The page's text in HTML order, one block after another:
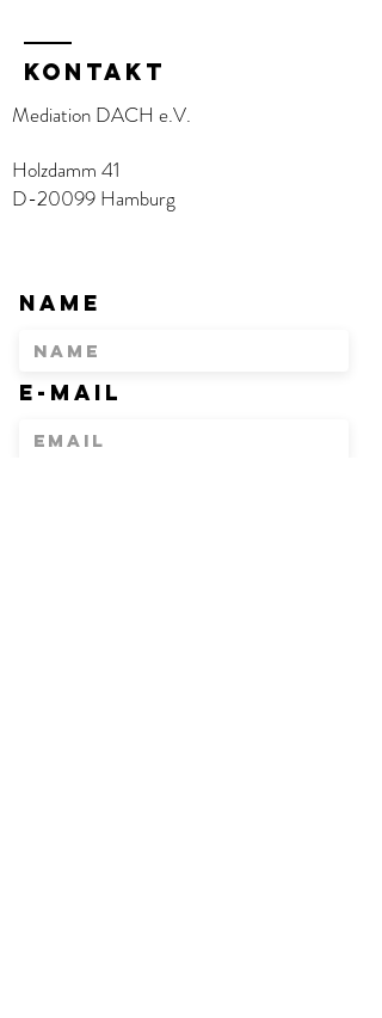
KOntakt
Mediation DACH e.V.
Holzdamm 41
D-20099 Hamburg
Name
E-Mail